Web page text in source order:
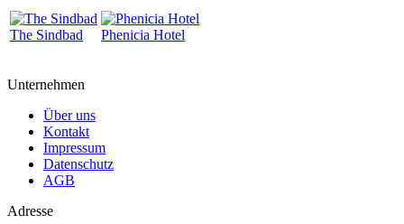
The Sindbad Phenicia Hotel
Unternehmen
Über uns
Kontakt
Impressum
Datenschutz
AGB
Adresse